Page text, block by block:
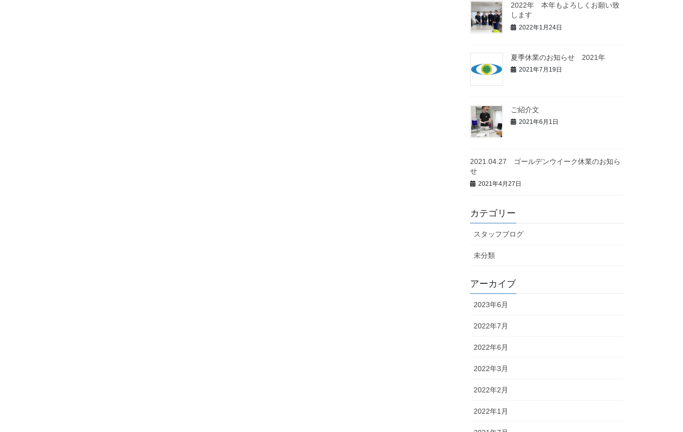
2022年 本年もよろしくお願い致
します
2022年1月24日
夏季休業のお知らせ 2021年
2021年7月19日
ご紹介文
2021年6月1日
2021.04.27 ゴールデンウイーク休業のお知ら
せ
2021年4月27日
カテゴリー
スタッフブログ
未分類
アーカイブ
2023年6月
2022年7月
2022年6月
2022年3月
2022年2月
2022年1月